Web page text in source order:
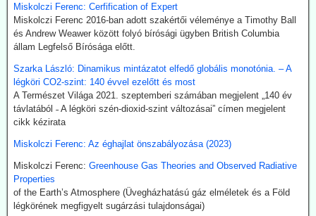
klímavészhelyzet miatti lezárások csupáncsak összeesküvés-
elmélet. Az igazság evvel szemben az, hogy a fogalmat egy, a
WHO megbízásából dolgozó közgazdász alkotta meg 2020
októberében. A támogatók között ott volt a Soros-alapítvány és a
világ legnagyobb vállalatait összefogó World Business Council for
Sustainable Development. Az illető szerint a klímavészhelyzet
miatti lezárások a vörös hús fogyasztásának tilalmát, a személyes
járműhasználat korlátozását, a fosszilis tüzelőanyagok
kitermelésének megszüntetését és további energiaügyi
Hogy erre (egyelőre legalább is) nem került sor, az az ún.
kompromisszum nélkül terjesztőinek köszönhető.
2026.07.21. The Sociable: Nemzetközi támogatás
Miskolczi Ferenc: Cerfification of Expert
Miskolczi Ferenc 2016-ban adott szakértői véleménye a Timothy Ball
és Andrew Weawer között folyó bírósági ügyben British Columbia
állam Legfelső Bírósága előtt.
Szarka László: Dinamikus mintázatot elfedő globális monotónia. – A
légköri CO2-szint: 140 évvel ezelőtt és most
A Természet Világa 2021. szeptemberi számában megjelent „140 év
távlatából ˗ A légköri szén-dioxid-szint változásai” címen megjelent
cikk kézirata
Miskolczi Ferenc: Az éghajlat önszabályozása (2023)
Miskolczi Ferenc: Greenhouse Gas Theories and Observed Radiative
Properties
of the Earth’s Atmosphere (Üvegházhatású gáz elméletek és a Föld
légkörének megfigyelt sugárzási tulajdonságai)